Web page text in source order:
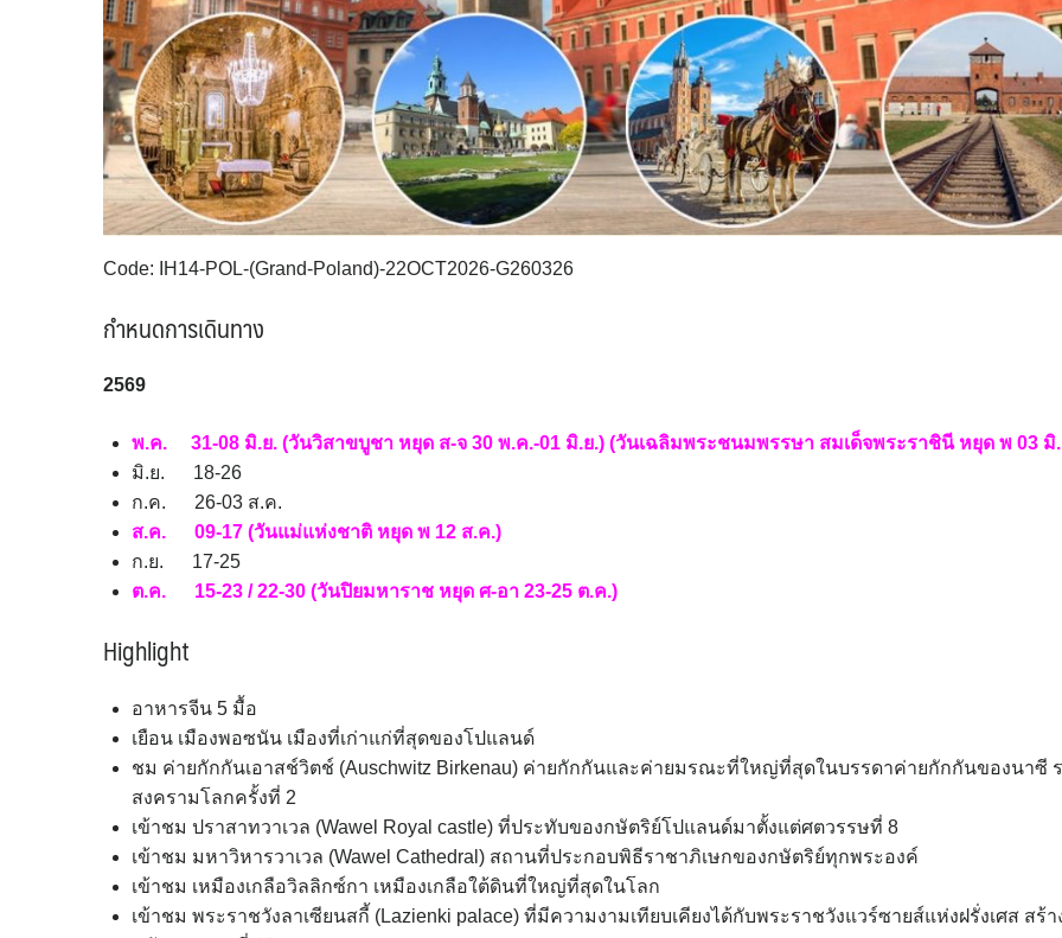
Code: IH14-POL-(Grand-Poland)-22OCT2026-G260326
กำหนดการเดินทาง
2569
พ.ค. 31-08 มิ.ย. (วันวิสาขบูชา หยุด ส-จ 30 พ.ค.-01 มิ.ย.) (วันเฉลิมพระชนมพรรษา สมเด็จพระราชินี หยุด พ 03 มิ.
มิ.ย. 18-26
ก.ค. 26-03 ส.ค.
ส.ค. 09-17 (วันแม่แห่งชาติ หยุด พ 12 ส.ค.)
ก.ย. 17-25
ต.ค. 15-23 / 22-30 (วันปิยมหาราช หยุด ศ-อา 23-25 ต.ค.)
Highlight
อาหารจีน 5 มื้อ
เยือน เมืองพอซนัน เมืองที่เก่าแก่ที่สุดของโปแลนด์
ชม ค่ายกักกันเอาสช์วิตช์ (Auschwitz Birkenau) ค่ายกักกันและค่ายมรณะที่ใหญ่ที่สุดในบรรดาค่ายกักกันของนาซี
สงครามโลกครั้งที่ 2
เข้าชม ปราสาทวาเวล (Wawel Royal castle) ที่ประทับของกษัตริย์โปแลนด์มาตั้งแต่ศตวรรษที่ 8
เข้าชม มหาวิหารวาเวล (Wawel Cathedral) สถานที่ประกอบพิธีราชาภิเษกของกษัตริย์ทุกพระองค์
เข้าชม เหมืองเกลือวิลลิกซ์กา เหมืองเกลือใต้ดินที่ใหญ่ที่สุดในโลก
เข้าชม พระราชวังลาเซียนสกี้ (Lazienki palace) ที่มีความงามเทียบเคียงได้กับพระราชวังแวร์ซายส์แห่งฝรั่งเศส สร้